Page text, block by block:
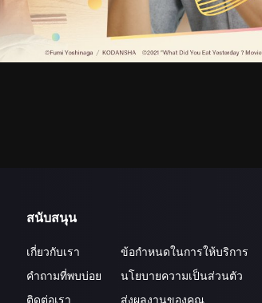
สนับสนุน
เกี่ยวกับเรา
คำถามที่พบบ่อย
ติดต่อเรา
ข้อกำหนดในการให้บริการ
นโยบายความเป็นส่วนตัว
ส่งผลงานของคุณ